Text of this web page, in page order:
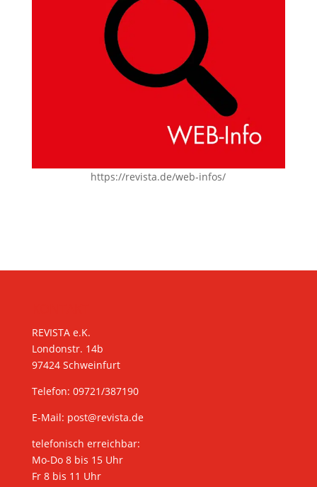
https://revista.de/web-infos/
REVISTA e.K.
Londonstr. 14b
97424 Schweinfurt
Telefon: 09721/387190
E-Mail: post@revista.de
telefonisch erreichbar:
Mo-Do 8 bis 15 Uhr
Fr 8 bis 11 Uhr